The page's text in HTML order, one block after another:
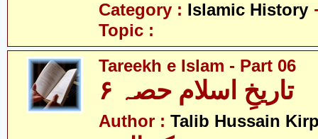
Category : Islamic History
Topic :
Tareekh e Islam - Part 06
تاریخِ اسلام حصہ ۶
Author : Talib Hussain